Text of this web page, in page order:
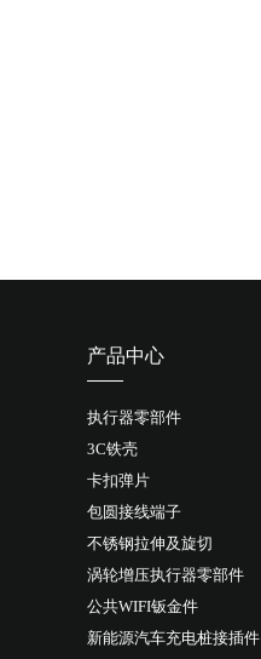
产品中心
执行器零部件
3C铁壳
卡扣弹片
包圆接线端子
不锈钢拉伸及旋切
涡轮增压执行器零部件
公共WIFI钣金件
新能源汽车充电桩接插件